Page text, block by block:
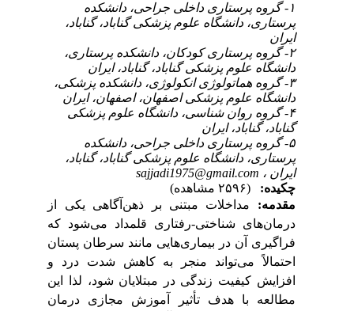
۱- گروه پرستاری داخلی جراحی، دانشکده
پرستاری، دانشگاه علوم پزشکی گناباد، گناباد،
ایران
۲- گروه پرستاری کودکان، دانشکده پرستاری،
دانشگاه علوم پزشکی گناباد، گناباد، ایران
۳- گروه هماتولوژی انکولوژی، دانشکده پزشکی،
دانشگاه علوم پزشکی اصفهان، اصفهان، ایران
۴- گروه روان شناسی، دانشگاه علوم پزشکی
گناباد، گناباد، ایران
۵- گروه پرستاری داخلی جراحی، دانشکده
پرستاری، دانشگاه علوم پزشکی گناباد، گناباد،
ایران ، sajjadi1975@gmail.com
چکیده:
مقدمه:مداخلات مبتنی بر ذهن‌آگاهی یکی از
درمان‌های شناختی-رفتاری قلمداد می‌شود که
فراگیری آن در بیماری‌هایی مانند سرطان پستان
‌احتمالاً می‌تواند منجر به کاهش شدت درد و
افزایش کیفیت زندگی در مبتلایان شود،لذا این
مطالعه با هدف تأثیر آموزش مجازی درمان